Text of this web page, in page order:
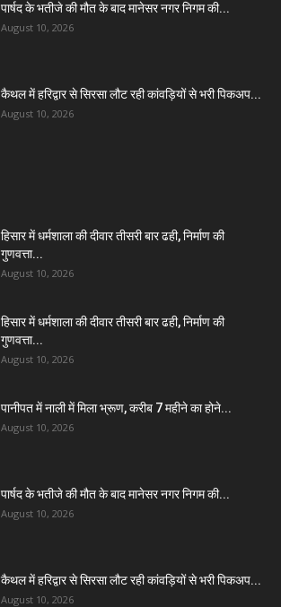
पार्षद के भतीजे की मौत के बाद मानेसर नगर निगम की...
August 10, 2026
कैथल में हरिद्वार से सिरसा लौट रही कांवड़ियों से भरी पिकअप...
August 10, 2026
हिसार में धर्मशाला की दीवार तीसरी बार ढही, निर्माण की
गुणवत्ता...
August 10, 2026
हिसार में धर्मशाला की दीवार तीसरी बार ढही, निर्माण की
गुणवत्ता...
August 10, 2026
पानीपत में नाली में मिला भ्रूण, करीब 7 महीने का होने...
August 10, 2026
पार्षद के भतीजे की मौत के बाद मानेसर नगर निगम की...
August 10, 2026
कैथल में हरिद्वार से सिरसा लौट रही कांवड़ियों से भरी पिकअप...
August 10, 2026